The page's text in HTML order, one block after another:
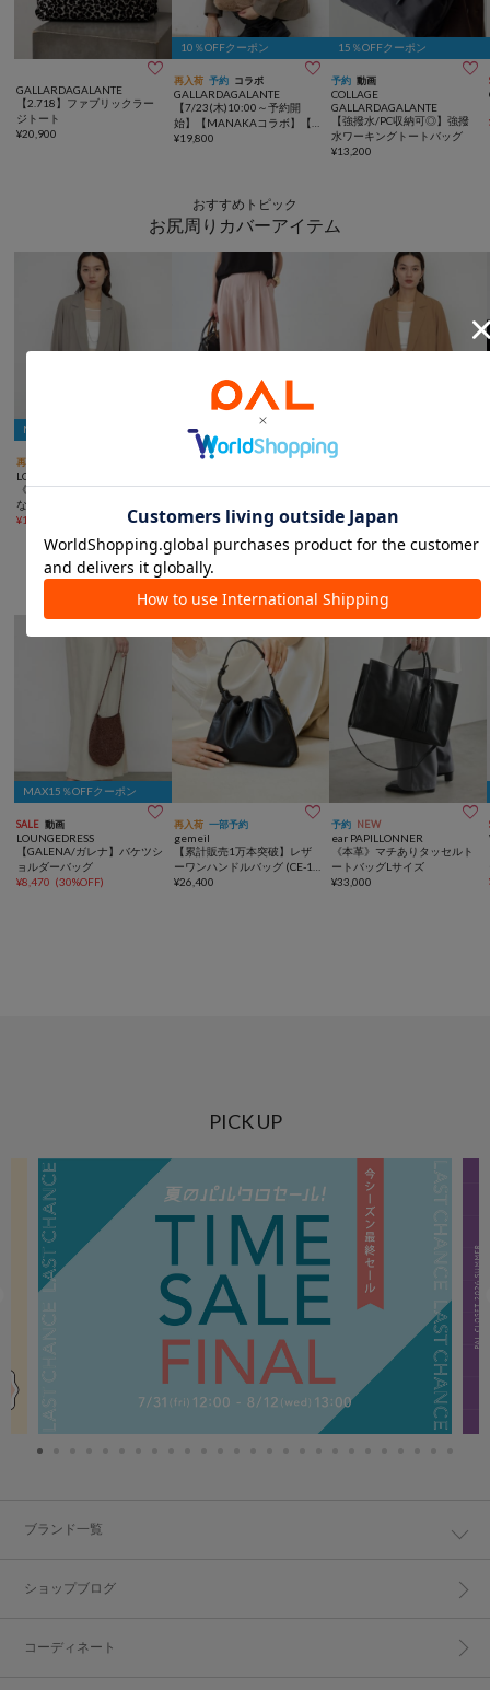

GALLARDAGALANTE
【2.718】ファブリックラー
ジトート
¥20,900
10％OFFクーポン
再入荷 予約 コラボ 
GALLARDAGALANTE
【7/23(木)10:00～予約開
始】【MANAKAコラボ】【2.
718】エコファークラッチBA
¥19,800
15％OFFクーポン
予約 動画 
COLLAGE
GALLARDAGALANTE
【強撥水/PC収納可◎】強撥
水ワーキングトートバッグ
¥13,200
おすすめトピック
お尻周りカバーアイテム
MAX15％OFFクーポン
再入荷
LOUNGEDRESS
《累計1.5万枚/洗えてシワに
なりにくい！》リネンライク
シアージャケット
¥18,480
MAX15％OFFクーポン
TIME SALE 
NEW2タックワイドパンツ
TIME SALE
《二の腕カバー/セットアップ
ケット
¥14,520 (40%OFF
MAX15％OFFクーポン
SALE 動画 
LOUNGEDRESS
【GALENA/ガレナ】バケツシ
ョルダーバッグ
¥8,470 (30%OFF)
再入荷 一部予約 
gemeil
【累計販売1万本突破】レザ
ーワンハンドルバッグ (CE-10
14)
¥26,400
予約 NEW 
ear PAPILLONNER
《本革》マチありタッセルト
ートバッグLサイズ
¥33,000
PICK UP
ブランド一覧
ショップブログ
コーディネート